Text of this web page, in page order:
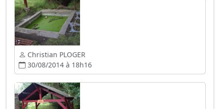
Christian PLOGER
30/08/2014 à 18h16